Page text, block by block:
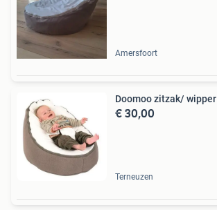
Amersfoort
Doomoo zitzak/ wipper
€ 30,00
Terneuzen